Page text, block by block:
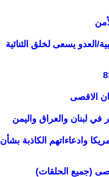
العدو يسعى لخلق الثنائية
الاقصى
لبنان والعراق واليمن
وادعاءاتهم الكاذبة بشأن
(جميع الحلقات)